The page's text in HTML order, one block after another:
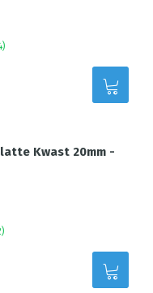
)
Kwast 20mm -
)